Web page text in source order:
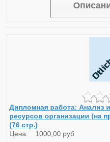
Дипломная работа: Анализ
ресурсов организации (на
(76 стр.)
Цена: 1000,00 руб